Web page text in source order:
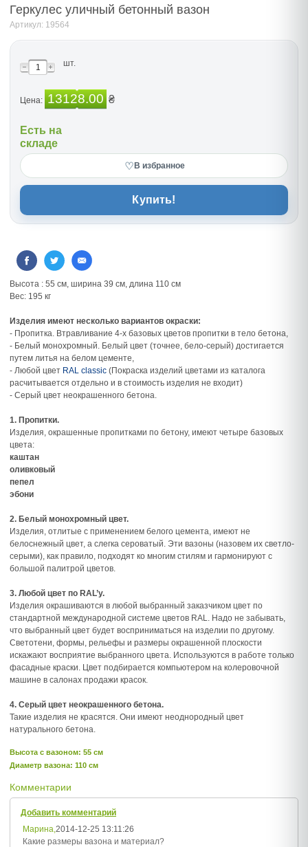
Геркулес уличный бетонный вазон
Артикул: 19564
шт.
Цена: 13128.00 ₴
Есть на
складе
♡ В избранное
Купить!
Высота : 55 см, ширина 39 см, длина 110 см
Вес: 195 кг
Изделия имеют несколько вариантов окраски:
- Пропитка. Втравливание 4-х базовых цветов пропитки в тело бетона,
- Белый монохромный. Белый цвет (точнее, бело-серый) достигается
путем литья на белом цементе,
- Любой цвет RAL classic (Покраска изделий цветами из каталога
расчитывается отдельно и в стоимость изделия не входит)
- Серый цвет неокрашенного бетона.
1. Пропитки.
Изделия, окрашенные пропитками по бетону, имеют четыре базовых
цвета:
каштан
оливковый
пепел
эбони
2. Белый монохромный цвет.
Изделия, отлитые с применением белого цемента, имеют не
белоснежный цвет, а слегка сероватый. Эти вазоны (назовем их светло-
серыми), как правило, подходят ко многим стилям и гармонируют с
большой палитрой цветов.
3. Любой цвет по RAL’у.
Изделия окрашиваются в любой выбранный заказчиком цвет по
стандартной международной системе цветов RAL. Надо не забывать,
что выбранный цвет будет восприниматься на изделии по другому.
Светотени, формы, рельефы и размеры окрашенной плоскости
искажают восприятие выбранного цвета. Используются в работе только
фасадные краски. Цвет подбирается компьютером на колеровочной
машине в салонах продажи красок.
4. Серый цвет неокрашенного бетона.
Такие изделия не красятся. Они имеют неоднородный цвет
натурального бетона.
Высота c вазоном: 55 см
Диаметр вазона: 110 см
Комментарии
Добавить комментарий
Марина,2014-12-25 13:11:26
Какие размеры вазона и материал?